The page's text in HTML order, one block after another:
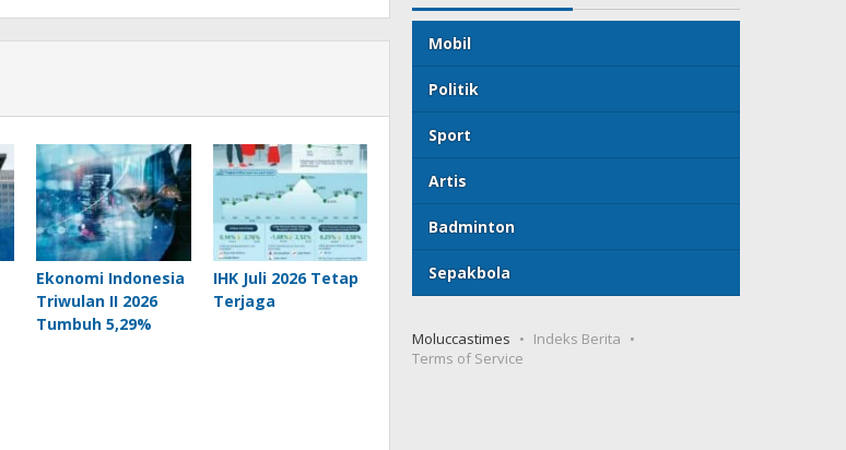
Ekonomi Indonesia
Triwulan II 2026
Tumbuh 5,29%
IHK Juli 2026 Tetap
Terjaga
Mobil
Politik
Sport
Artis
Badminton
Sepakbola
Moluccastimes
Indeks Berita
Terms of Service